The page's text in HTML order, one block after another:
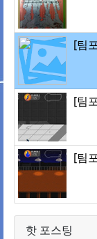
[팀
[팀
[팀
핫 포스팅